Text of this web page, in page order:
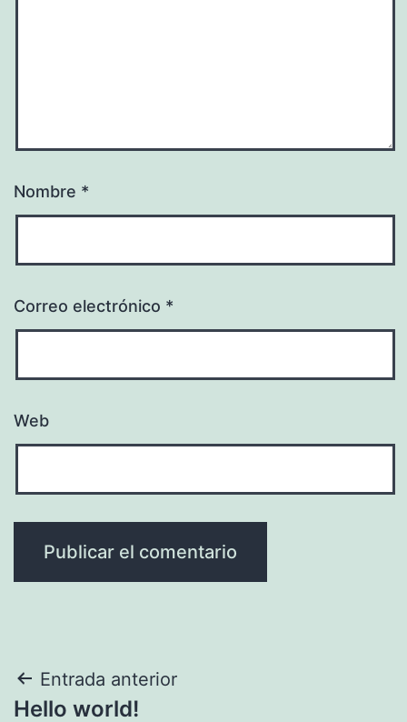
Nombre *
Correo electrónico *
Web
Entrada anterior
Hello world!